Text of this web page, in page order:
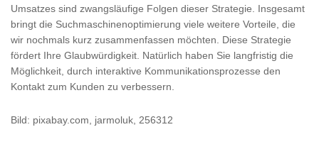
Umsatzes sind zwangsläufige Folgen dieser Strategie. Insgesamt
bringt die Suchmaschinenoptimierung viele weitere Vorteile, die
wir nochmals kurz zusammenfassen möchten. Diese Strategie
fördert Ihre Glaubwürdigkeit. Natürlich haben Sie langfristig die
Möglichkeit, durch interaktive Kommunikationsprozesse den
Kontakt zum Kunden zu verbessern.
Bild: pixabay.com, jarmoluk, 256312